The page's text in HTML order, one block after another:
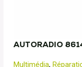
AUTORADIO
Multimédia,